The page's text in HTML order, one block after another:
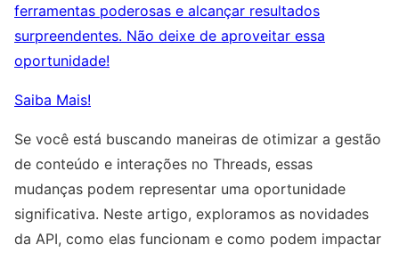
ferramentas poderosas e alcançar resultados
surpreendentes. Não deixe de aproveitar essa
oportunidade!
Saiba Mais!
Se você está buscando maneiras de otimizar a gestão
de conteúdo e interações no Threads, essas
mudanças podem representar uma oportunidade
significativa. Neste artigo, exploramos as novidades
da API, como elas funcionam e como podem impactar